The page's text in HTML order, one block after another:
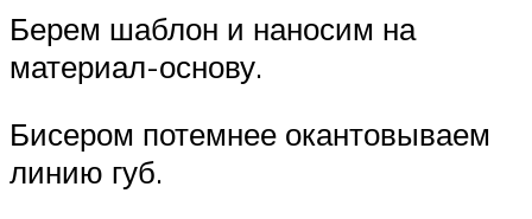
Берем шаблон и наносим на
материал-основу.
Бисером потемнее окантовываем
линию губ.